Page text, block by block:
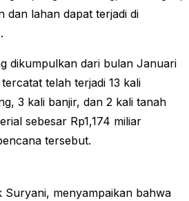
dan lahan dapat terjadi di
dikumpulkan dari bulan Januari
telah terjadi 13 kali
3 kali banjir, dan 2 kali tanah
sebesar Rp1,174 miliar
tersebut.
Suryani, menyampaikan bahwa